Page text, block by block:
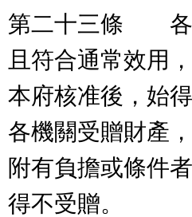
第二十三條 各
且符合通常效用
本府核准後，始得
各機關受贈財產
附有負擔或條件者
得不受贈。